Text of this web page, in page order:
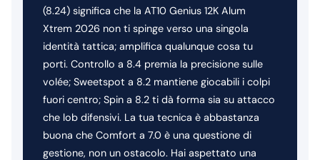
(8.24) significa che la AT10 Genius 12K Alum
Xtrem 2026 non ti spinge verso una singola
identità tattica; amplifica qualunque cosa tu
porti. Controllo a 8.4 premia la precisione sulle
volée; Sweetspot a 8.2 mantiene giocabili i colpi
fuori centro; Spin a 8.2 ti dà forma sia su attacco
che lob difensivi. La tua tecnica è abbastanza
buona che Comfort a 7.0 è una questione di
gestione, non un ostacolo. Hai aspettato una